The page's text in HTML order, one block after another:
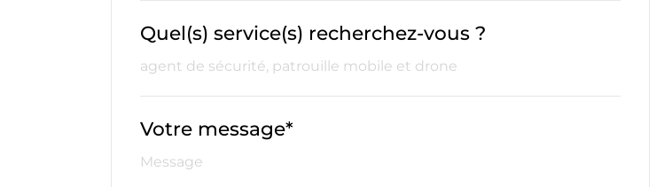
Quel(s) service(s) recherchez-vous ?
Votre message*